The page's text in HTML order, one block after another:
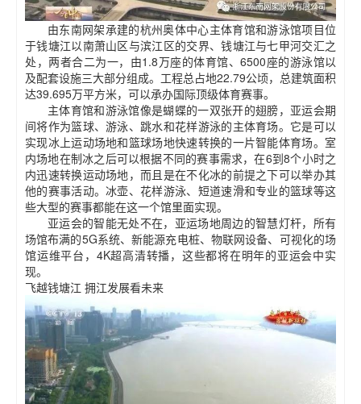
由东南网架承建的杭州奥体中心主体育馆和游泳馆项目位
于钱塘江以南萧山区与滨江区的交界、钱塘江与七甲河交汇之
处，两者合二为一，由1.8万座的体育馆、6500座的游泳馆以
及配套设施三大部分组成。工程总占地22.79公顷，总建筑面积
达39.695万平方米，可以承办国际顶级体育赛事。
主体育馆和游泳馆像是蝴蝶的一双张开的翅膀，亚运会期
间将作为篮球、游泳、跳水和花样游泳的主体育场。它是可以
实现冰上运动场地和篮球场地快速转换的一片智能体育场。室
内场地在制冰之后可以根据不同的赛事需求，在6到8个小时之
内迅速转换运动场地，而且是在不化冰的前提之下可以举办其
他的赛事活动。冰壶、花样游泳、短道速滑和专业的篮球等这
些大型的赛事都能在这一个馆里面实现。
亚运会的智能无处不在，亚运场地周边的智慧灯杆，所有
场馆布满的5G系统、新能源充电桩、物联网设备、可视化的场
馆运维平台，4K超高清转播，这些都将在明年的亚运会中实
现。
飞越钱塘江 拥江发展看未来